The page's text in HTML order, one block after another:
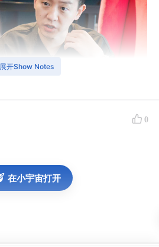
间，PANews采访了WOO的首
的路径，特别是在其最新推出的
中，引入了如反向跟单等独
展开Show Notes
0
在小宇宙打开